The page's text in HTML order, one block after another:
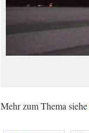
Mehr zum Thema siehe